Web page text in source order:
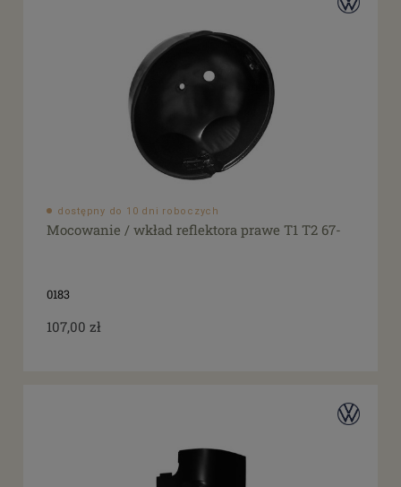
dostępny do 10 dni roboczych
Mocowanie / wkład reflektora prawe T1 T2 67-
0183
107,00 zł